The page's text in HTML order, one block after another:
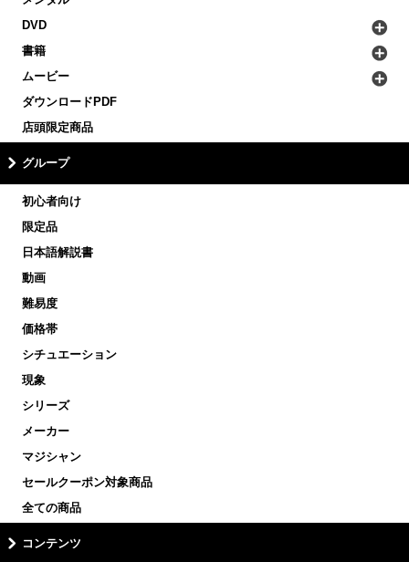
DVD
書籍
ムービー
ダウンロードPDF
店頭限定商品
グループ
初心者向け
限定品
日本語解説書
動画
難易度
価格帯
シチュエーション
現象
シリーズ
メーカー
マジシャン
セールクーポン対象商品
全ての商品
コンテンツ